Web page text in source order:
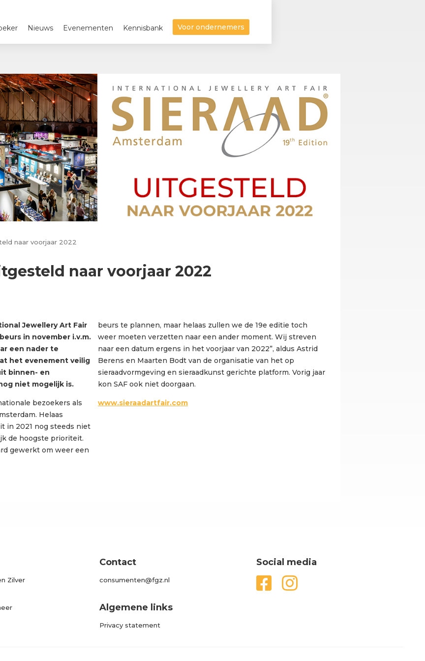
Nieuws Evenementen Kennisbank Voor ondernemers
naar voorjaar 2022
naar voorjaar 2022
Jewellery Art Fair
in november i.v.m.
een nader te
het evenement veilig
binnen- en
niet mogelijk is.
bezoekers als
Helaas
in 2021 nog steeds niet
de hoogste prioriteit.
gewerkt om weer een
beurs te plannen, maar helaas zullen we de 19e editie toch
weer moeten verzetten naar een ander moment. Wij streven
naar een datum ergens in het voorjaar van 2022”, aldus Astrid
Berens en Maarten Bodt van de organisatie van het op
sieraadvormgeving en sieraadkunst gerichte platform. Vorig jaar
kon SAF ook niet doorgaan.
www.sieraadartfair.com
Zilver
Contact
consumenten@fgz.nl
Algemene links
Privacy statement
Social media
 